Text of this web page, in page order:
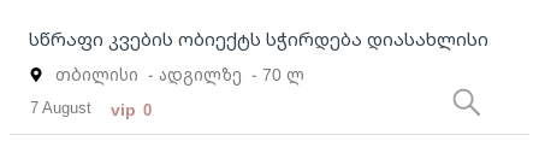
სწრაფი კვების ობიექტს სჭირდება დიასახლისი
თბილისი - ადგილზე - 70 ლ
7 August vip 0